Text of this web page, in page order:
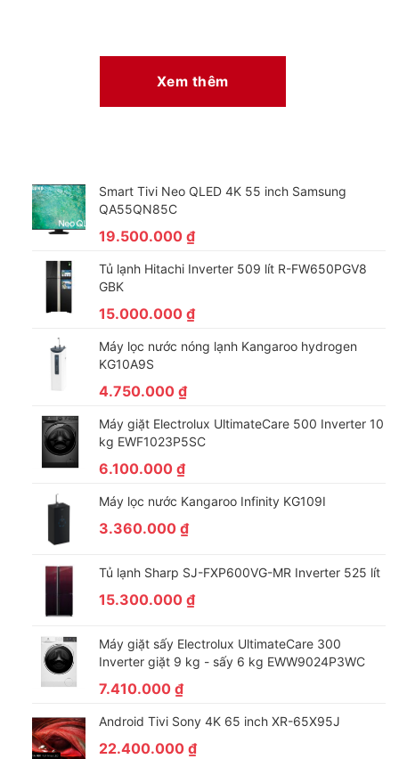
Xem thêm
Smart Tivi Neo QLED 4K 55 inch Samsung
QA55QN85C
19.500.000 ₫
Tủ lạnh Hitachi Inverter 509 lít R-FW650PGV8
GBK
15.000.000 ₫
Máy lọc nước nóng lạnh Kangaroo hydrogen
KG10A9S
4.750.000 ₫
Máy giặt Electrolux UltimateCare 500 Inverter 10
kg EWF1023P5SC
6.100.000 ₫
Máy lọc nước Kangaroo Infinity KG109I
3.360.000 ₫
Tủ lạnh Sharp SJ-FXP600VG-MR Inverter 525 lít
15.300.000 ₫
Máy giặt sấy Electrolux UltimateCare 300
Inverter giặt 9 kg - sấy 6 kg EWW9024P3WC
7.410.000 ₫
Android Tivi Sony 4K 65 inch XR-65X95J
22.400.000 ₫